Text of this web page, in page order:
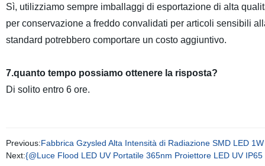
Sì, utilizziamo sempre imballaggi di esportazione di alta
per conservazione a freddo convalidati per articoli sensibili
standard potrebbero comportare un costo aggiuntivo.
7.quanto tempo possiamo ottenere la risposta?
Di solito entro 6 ore.
Previous:Fabbrica Gzysled Alta Intensità di Radiazione SMD LED
Next:{@Luce Flood LED UV Portatile 365nm Proiettore LED UV